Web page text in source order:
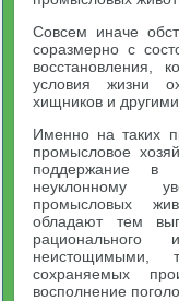
Совсем иначе
соразмерно с
восстановления,
условия жизни
хищников и
Именно на таких
промысловое
поддержание в
неуклонному
промысловых
обладают тем
рационального
неистощимыми,
сохраняемых
восполнение